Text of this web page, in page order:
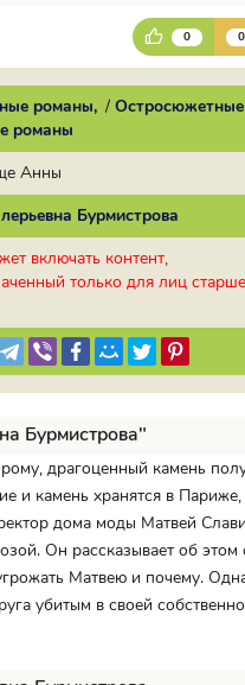
0 0
романы / Остросюжетные
романы
Анны
Бурмистрова
включать контент,
только для лиц старше
Бурмистрова"
драгоценный камень
и камень хранятся в Париже,
дома моды Матвей
Он рассказывает об этом
Матвею и почему.
убитым в своей